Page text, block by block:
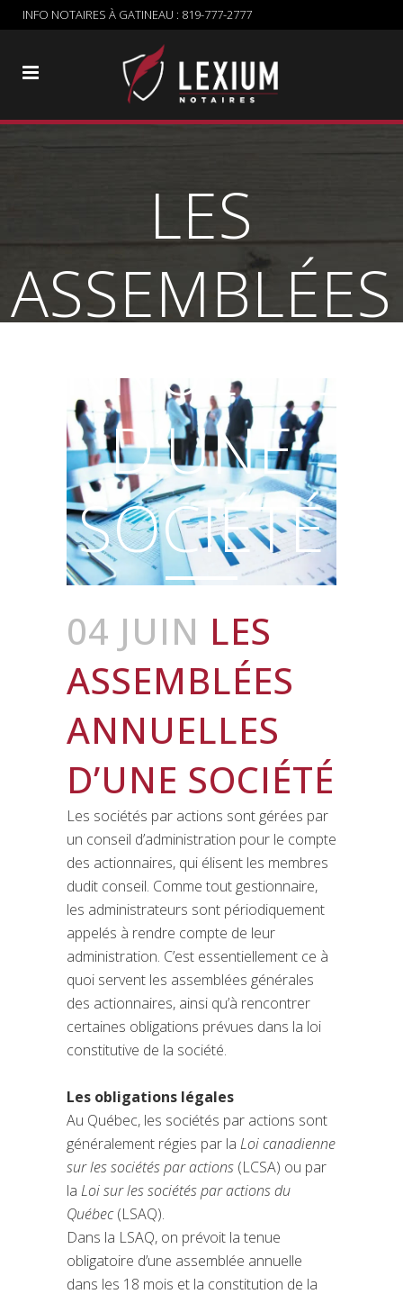
INFO NOTAIRES À GATINEAU : 819-777-2777
LES
ASSEMBLÉES
ANNUELLES
D’UNE
SOCIÉTÉ
04 JUIN LES
ASSEMBLÉES
ANNUELLES
D’UNE SOCIÉTÉ
Les sociétés par actions sont gérées par
un conseil d’administration pour le compte
des actionnaires, qui élisent les membres
dudit conseil. Comme tout gestionnaire,
les administrateurs sont périodiquement
appelés à rendre compte de leur
administration. C’est essentiellement ce à
quoi servent les assemblées générales
des actionnaires, ainsi qu’à rencontrer
certaines obligations prévues dans la loi
constitutive de la société.
Les obligations légales
Au Québec, les sociétés par actions sont
généralement régies par la Loi canadienne
sur les sociétés par actions (LCSA) ou par
la Loi sur les sociétés par actions du
Québec(LSAQ).
Dans la LSAQ, on prévoit la tenue
obligatoire d’une assemblée annuelle
dans les 18 mois et la constitution de la